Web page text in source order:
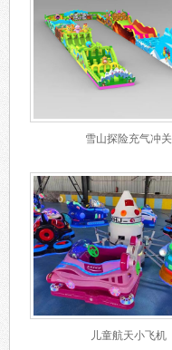
雪山探险充气冲关
儿童航天小飞机